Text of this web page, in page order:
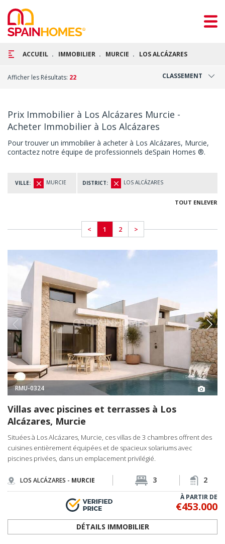
ACCUEIL IMMOBILIER MURCIE LOS ALCÁZARES
CLASSEMENT
Afficher les Résultats: 22
Prix Immobilier à Los Alcázares Murcie -
Acheter Immobilier à Los Alcázares
Pour trouver un immobilier à acheter à Los Alcázares, Murcie,
contactez notre équipe de professionnels deSpain Homes ®.
VILLE: MURCIE DISTRICT: LOS ALCÁZARES
TOUT ENLEVER
< 1 2 >
RMU-0324
Villas avec piscines et terrasses à Los
Alcázares, Murcie
Situées à Los Alcázares, Murcie, ces villas de 3 chambres offrent des
cuisines entièrement équipées et de spacieux solariums avec
piscines privées, dans un emplacement privilégié.
LOS ALCÁZARES - MURCIE 3 2
À PARTIR DE
€453.000
DÉTAILS IMMOBILIER